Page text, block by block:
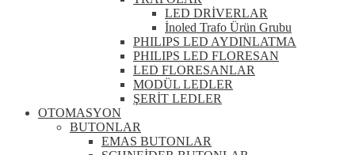
LED DRİVERLAR
İnoled Trafo Ürün Grubu
PHILIPS LED AYDINLATMA
PHILIPS LED FLORESAN
LED FLORESANLAR
MODÜL LEDLER
ŞERİT LEDLER
OTOMASYON
BUTONLAR
EMAS BUTONLAR